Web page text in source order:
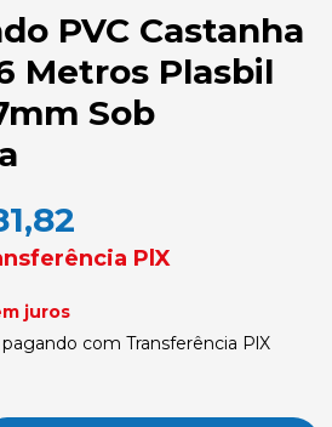
PVC Castanha
Metros Plasbil
Sob
PlX
juros
com Transferência PlX